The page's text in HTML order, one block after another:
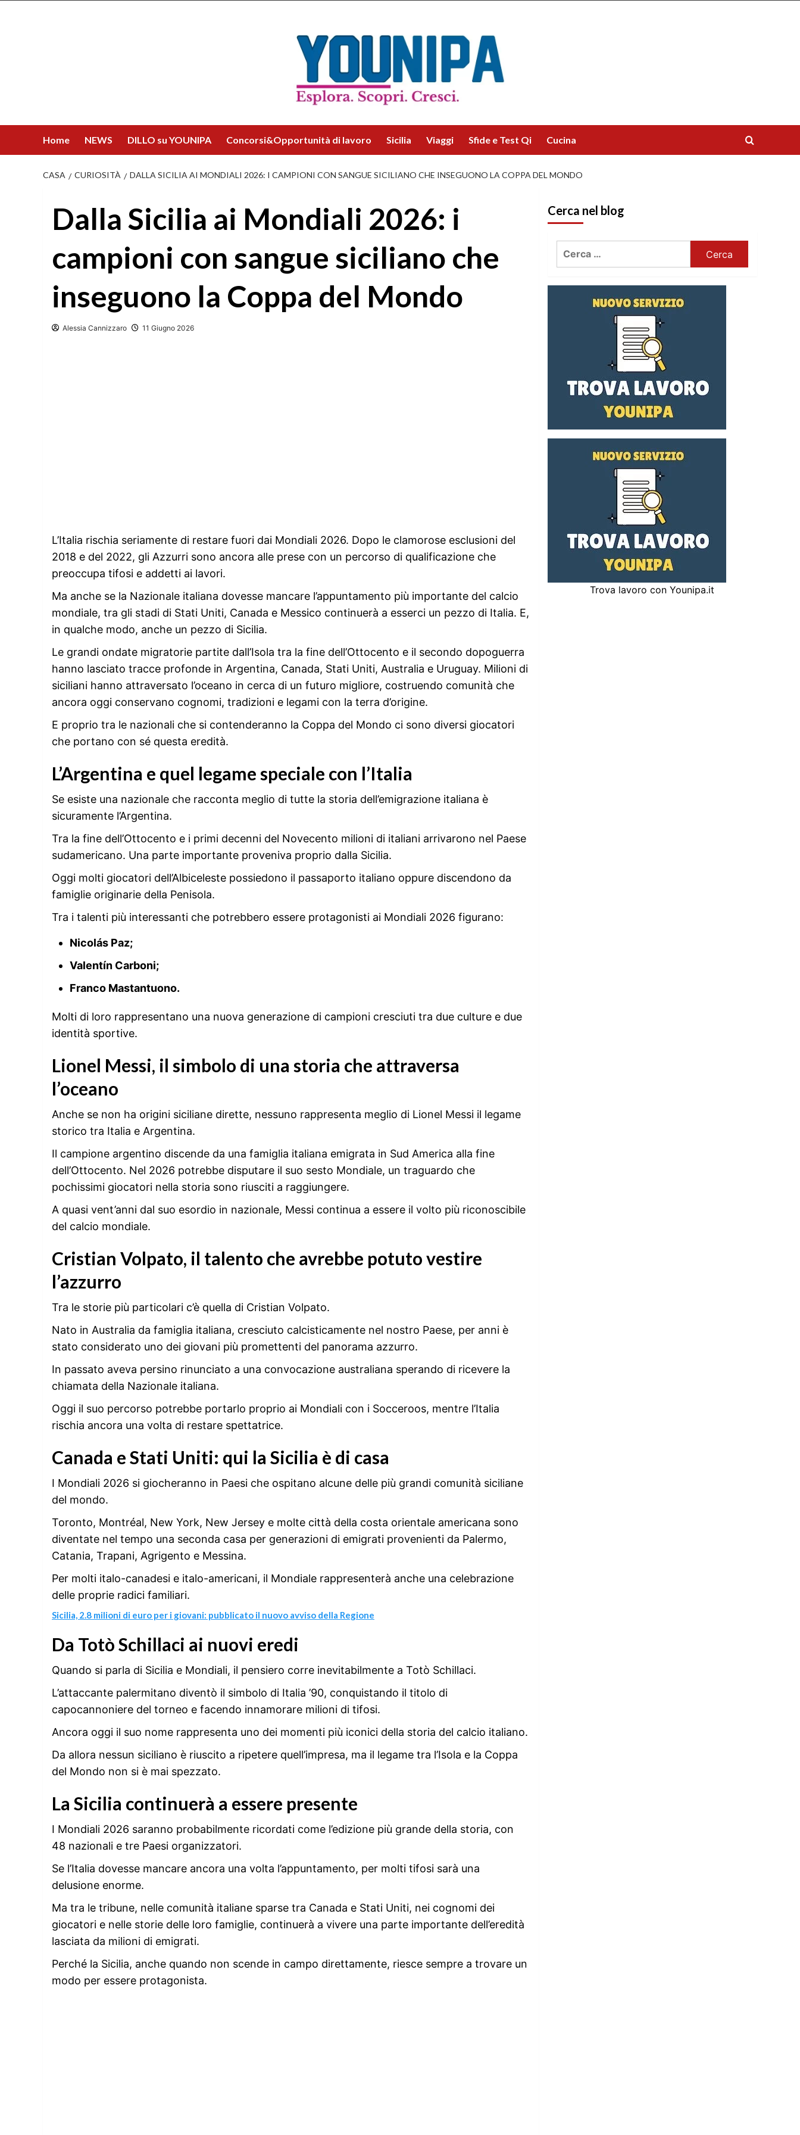
Home NEWS DILLO su YOUNIPA Concorsi&Opportunità di lavoro Sicilia Viaggi Sfide e Test Qi Cucina
CASA CURIOSITÀ DALLA SICILIA AI MONDIALI 2026: I CAMPIONI CON SANGUE SICILIANO CHE INSEGUONO LA COPPA DEL MONDO
Dalla Sicilia ai Mondiali 2026: i
campioni con sangue siciliano che
inseguono la Coppa del Mondo
Alessia Cannizzaro 11 Giugno 2026
L’Italia rischia seriamente di restare fuori dai Mondiali 2026. Dopo le clamorose esclusioni del
2018 e del 2022, gli Azzurri sono ancora alle prese con un percorso di qualificazione che
preoccupa tifosi e addetti ai lavori.
Ma anche se la Nazionale italiana dovesse mancare l’appuntamento più importante del calcio
mondiale, tra gli stadi di Stati Uniti, Canada e Messico continuerà a esserci un pezzo di Italia. E,
in qualche modo, anche un pezzo di Sicilia.
Le grandi ondate migratorie partite dall’Isola tra la fine dell’Ottocento e il secondo dopoguerra
hanno lasciato tracce profonde in Argentina, Canada, Stati Uniti, Australia e Uruguay. Milioni di
siciliani hanno attraversato l’oceano in cerca di un futuro migliore, costruendo comunità che
ancora oggi conservano cognomi, tradizioni e legami con la terra d’origine.
E proprio tra le nazionali che si contenderanno la Coppa del Mondo ci sono diversi giocatori
che portano con sé questa eredità.
L’Argentina e quel legame speciale con l’Italia
Se esiste una nazionale che racconta meglio di tutte la storia dell’emigrazione italiana è
sicuramente l’Argentina.
Tra la fine dell’Ottocento e i primi decenni del Novecento milioni di italiani arrivarono nel Paese
sudamericano. Una parte importante proveniva proprio dalla Sicilia.
Oggi molti giocatori dell’Albiceleste possiedono il passaporto italiano oppure discendono da
famiglie originarie della Penisola.
Tra i talenti più interessanti che potrebbero essere protagonisti ai Mondiali 2026 figurano:
Nicolás Paz;
Valentín Carboni;
Franco Mastantuono.
Molti di loro rappresentano una nuova generazione di campioni cresciuti tra due culture e due
identità sportive.
Lionel Messi, il simbolo di una storia che attraversa
l’oceano
Anche se non ha origini siciliane dirette, nessuno rappresenta meglio di Lionel Messi il legame
storico tra Italia e Argentina.
Il campione argentino discende da una famiglia italiana emigrata in Sud America alla fine
dell’Ottocento. Nel 2026 potrebbe disputare il suo sesto Mondiale, un traguardo che
pochissimi giocatori nella storia sono riusciti a raggiungere.
A quasi vent’anni dal suo esordio in nazionale, Messi continua a essere il volto più riconoscibile
del calcio mondiale.
Cristian Volpato, il talento che avrebbe potuto vestire
l’azzurro
Tra le storie più particolari c’è quella di Cristian Volpato.
Nato in Australia da famiglia italiana, cresciuto calcisticamente nel nostro Paese, per anni è
stato considerato uno dei giovani più promettenti del panorama azzurro.
In passato aveva persino rinunciato a una convocazione australiana sperando di ricevere la
chiamata della Nazionale italiana.
Oggi il suo percorso potrebbe portarlo proprio ai Mondiali con i Socceroos, mentre l’Italia
rischia ancora una volta di restare spettatrice.
Canada e Stati Uniti: qui la Sicilia è di casa
I Mondiali 2026 si giocheranno in Paesi che ospitano alcune delle più grandi comunità siciliane
del mondo.
Toronto, Montréal, New York, New Jersey e molte città della costa orientale americana sono
diventate nel tempo una seconda casa per generazioni di emigrati provenienti da Palermo,
Catania, Trapani, Agrigento e Messina.
Per molti italo-canadesi e italo-americani, il Mondiale rappresenterà anche una celebrazione
delle proprie radici familiari.
Sicilia, 2.8 milioni di euro per i giovani: pubblicato il nuovo avviso della Regione
Da Totò Schillaci ai nuovi eredi
Quando si parla di Sicilia e Mondiali, il pensiero corre inevitabilmente a Totò Schillaci.
L’attaccante palermitano diventò il simbolo di Italia ’90, conquistando il titolo di
capocannoniere del torneo e facendo innamorare milioni di tifosi.
Ancora oggi il suo nome rappresenta uno dei momenti più iconici della storia del calcio italiano.
Da allora nessun siciliano è riuscito a ripetere quell’impresa, ma il legame tra l’Isola e la Coppa
del Mondo non si è mai spezzato.
La Sicilia continuerà a essere presente
I Mondiali 2026 saranno probabilmente ricordati come l’edizione più grande della storia, con
48 nazionali e tre Paesi organizzatori.
Se l’Italia dovesse mancare ancora una volta l’appuntamento, per molti tifosi sarà una
delusione enorme.
Ma tra le tribune, nelle comunità italiane sparse tra Canada e Stati Uniti, nei cognomi dei
giocatori e nelle storie delle loro famiglie, continuerà a vivere una parte importante dell’eredità
lasciata da milioni di emigrati.
Perché la Sicilia, anche quando non scende in campo direttamente, riesce sempre a trovare un
modo per essere protagonista.
Cerca nel blog
Ricerca
Trova lavoro con Younipa.it